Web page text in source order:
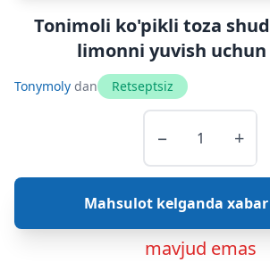
Tonimoli ko'pikli toza
limonni yuvish uchun
Tonymoly dan Retseptsiz
− +
Mahsulot kelganda
mavjud emas